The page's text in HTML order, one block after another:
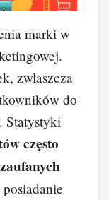
marki w
zwłaszcza
do
Statystyki
często